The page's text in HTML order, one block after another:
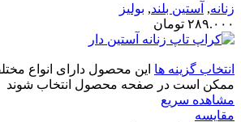
زنانه, آستین بلند, بولیز
۲۸۹.۰۰۰ تومان
انتخاب گزینه ها این محصول دارای انواع
ممکن است در صفحه محصول انتخاب شوند
مشاهده سریع
مقایسه